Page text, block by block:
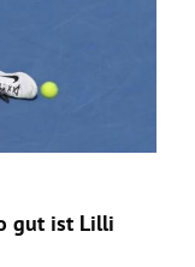
gut ist Lilli